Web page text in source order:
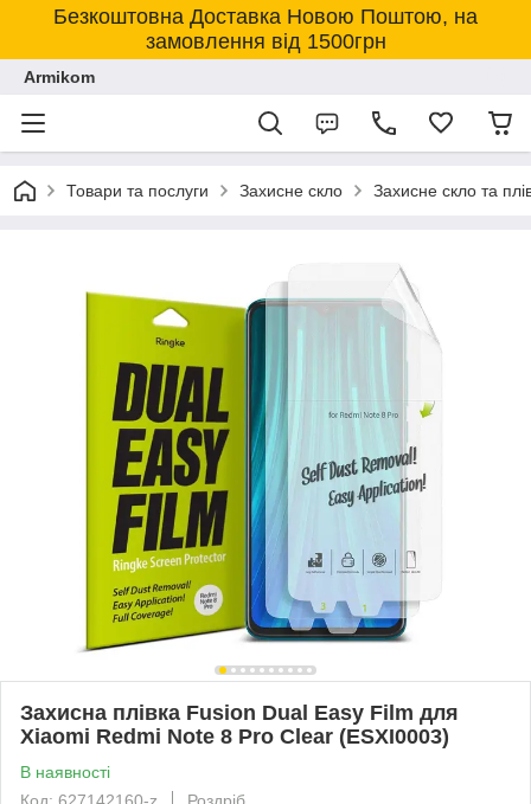
Безкоштовна Доставка Новою Поштою, на
замовлення від 1500грн
Armikom
Товари та послуги Захисне скло Захисне скло та
Захисна плівка Fusion Dual Easy Film для
Xiaomi Redmi Note 8 Pro Clear (ESXI0003)
В наявності
Код: 627142160-z
Роздріб